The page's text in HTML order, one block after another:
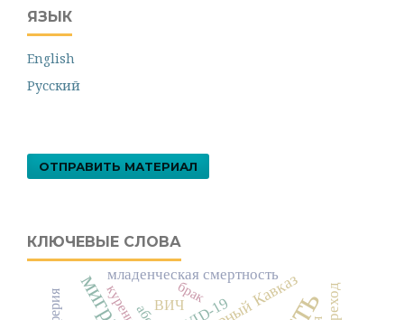
ЯЗЫК
English
Русский
ОТПРАВИТЬ МАТЕРИАЛ
КЛЮЧЕВЫЕ СЛОВА
младенческая смертность
брак
курение ВИЧ